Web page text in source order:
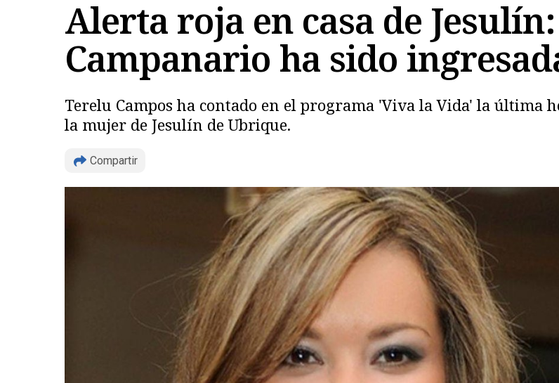
Alerta roja en casa de
Campanario ha sido
Terelu Campos ha contado en el programa 'Viva la Vida' la última
la mujer de Jesulín de Ubrique.
Compartir
Copiar